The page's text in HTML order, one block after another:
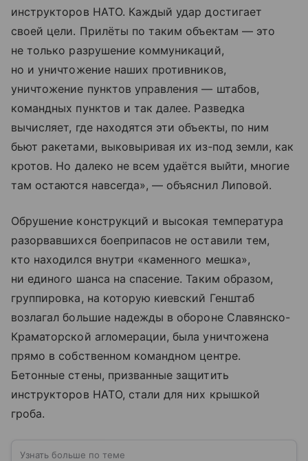
инструкторов НАТО. Каждый удар достигает
своей цели. Прилёты по таким объектам — это
не только разрушение коммуникаций,
но и уничтожение наших противников,
уничтожение пунктов управления — штабов,
командных пунктов и так далее. Разведка
вычисляет, где находятся эти объекты, по ним
бьют ракетами, выковыривая их из‑под земли, как
кротов. Но далеко не всем удаётся выйти, многие
там остаются навсегда», — объяснил Липовой.
Обрушение конструкций и высокая температура
разорвавшихся боеприпасов не оставили тем,
кто находился внутри «каменного мешка»,
ни единого шанса на спасение. Таким образом,
группировка, на которую киевский Генштаб
возлагал большие надежды в обороне Славянско-
Краматорской агломерации, была уничтожена
прямо в собственном командном центре.
Бетонные стены, призванные защитить
инструкторов НАТО, стали для них крышкой
гроба.
Узнать больше по теме